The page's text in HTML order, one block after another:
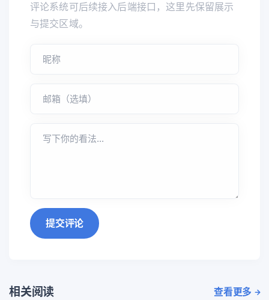
评论系统可后续接入后端接口，这里先保留展示
与提交区域。
提交评论
相关阅读 查看更多